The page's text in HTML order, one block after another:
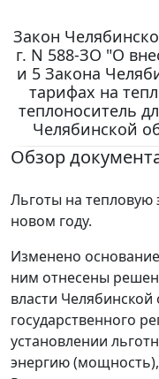
Закон
г. N 588-ЗО "О
и 5 Закона
тарифах на
теплоноситель
Челябинской
Обзор
Льготы на тепловую
новом году.
Изменено
ним отнесены
власти Челябинской
государственного
установлении
энергию